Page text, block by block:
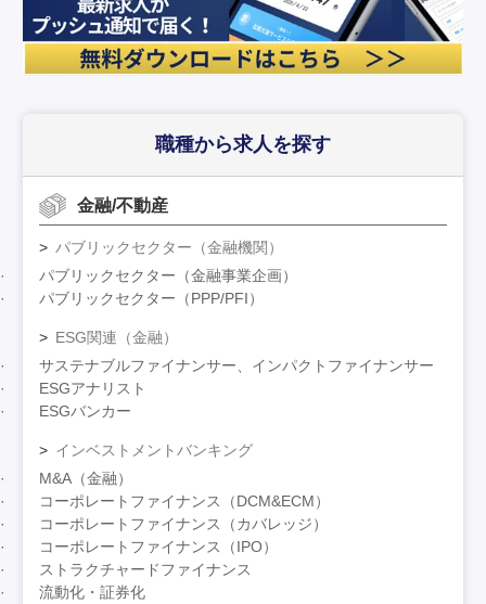
職種から求人を探す
金融/不動産
パブリックセクター（金融機関）
パブリックセクター（金融事業企画）
パブリックセクター（PPP/PFI）
ESG関連（金融）
サステナブルファイナンサー、インパクトファイナンサー
ESGアナリスト
ESGバンカー
インベストメントバンキング
M&A（金融）
コーポレートファイナンス（DCM&ECM）
コーポレートファイナンス（カバレッジ）
コーポレートファイナンス（IPO）
ストラクチャードファイナンス
流動化・証券化